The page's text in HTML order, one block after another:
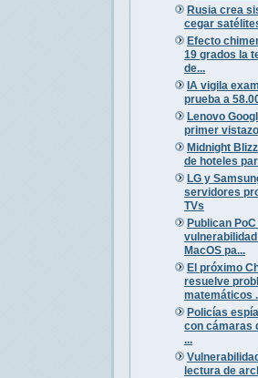
Rusia crea
cegar
Efecto
19 grados la
de...
IA vigila
prueba a
Lenovo
primer vistazo
Midnight
de hoteles
LG y
servidores
TVs
Publican PoC
MacOS pa...
El próximo
resuelve
matemáticos
Policías
con cámaras
...
lectura de